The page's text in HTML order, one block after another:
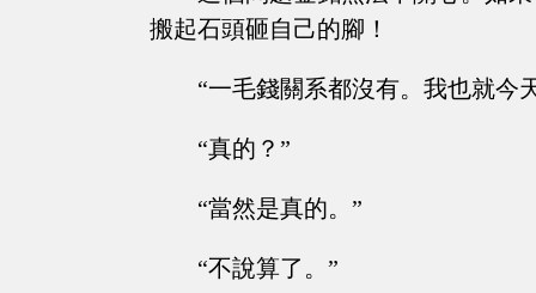
搬起石頭砸自己的腳！
“一毛錢關系都沒有。我也就今
“真的？”
“當然是真的。”
“不說算了。”